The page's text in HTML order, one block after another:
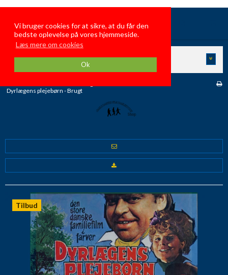
Vi bruger cookies for at sikre, at du får den
bedste oplevelse på vores hjemmeside.
Læs mere om cookies
Ok
GamleDanskeFilmFamiliehygge
KATEGORIER
Dyrlægens plejebørn - Brugt
Tilbud